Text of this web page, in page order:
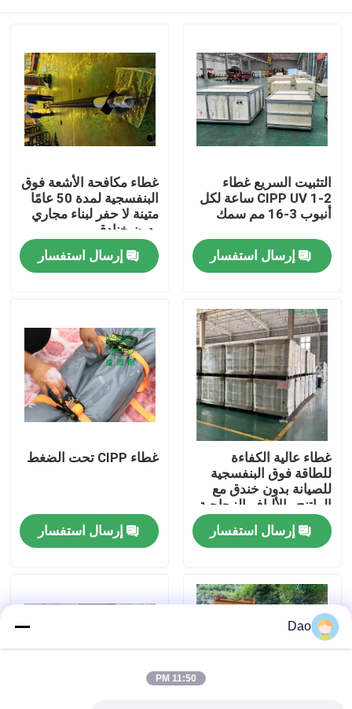
بيت
معلومات عنا
جولة في المعمل
رقابة جودة
اتصل بنا
أخبار
اطلب اقتباس
معدات الأشعة فوق البنفسجية CIPP
التثبيت السريع غطاء
CIPP UV 1-2 ساعة لكل
أنبوب 3-16 مم سمك
إرسال استفسار
غطاء مكافحة الأشعة فوق
البنفسجية لمدة 50 عامًا
متينة لا حفر لبناء مجاري
بدون خنادق
إرسال استفسار
غطاء عالية الكفاءة
للطاقة فوق البنفسجية
للصيانة بدون خندق مع
الراتنج والألياف الزجاجية
إرسال استفسار
غطاء CIPP تحت الضغط
إرسال استفسار
Dao
11:50 PM